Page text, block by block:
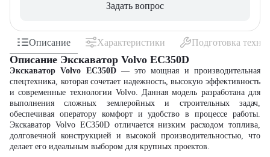
Задать вопрос
Описание Характеристики Подготовка
Описание Экскаватор Volvo EC350D
ЭкскаваторVolvo EC350D— это мощная и производительная
спецтехника, которая сочетает надежность, высокую эффективность
и современные технологии Volvo. Данная модель разработана для
выполнения сложных землеройных и строительных задач,
обеспечивая оператору комфорт и удобство в процессе работы.
Экскаватор Volvo EC350D отличается низким расходом топлива,
долговечной конструкцией и высокой производительностью, что
делает его идеальным выбором для крупных проектов.